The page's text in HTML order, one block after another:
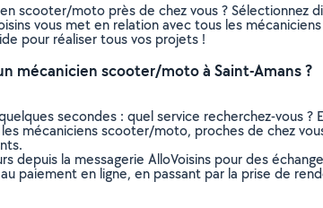
scooter/moto près de chez vous ?
vous met en relation avec tous les
pour réaliser tous vos projets !
mécanicien scooter/moto à Saint-Amans ?
secondes : quel service recherchez-vous
mécaniciens scooter/moto, proches de chez
depuis la messagerie AlloVoisins pour des
paiement en ligne, en passant par la prise de